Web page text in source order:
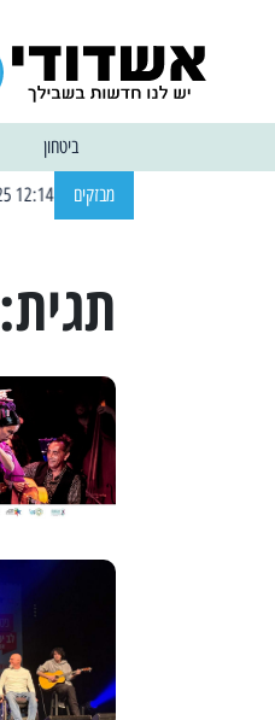
ביטחון
מבזקים
תגית: